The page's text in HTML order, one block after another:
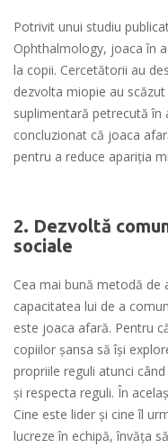
Potrivit unui studiu
Ophthalmology, joaca în
la copii. Cercetătorii au
dezvolta miopie au
suplimentară petrecută în
concluzionat că joaca
pentru a reduce apariția
2. Dezvoltă
sociale
Cea mai bună metodă de
capacitatea lui de a
este joaca afară. Pentru
copiilor şansa să îşi
propriile reguli atunci
şi respecta reguli. În
Cine este lider și cine îl
lucreze în echipă, învăţa